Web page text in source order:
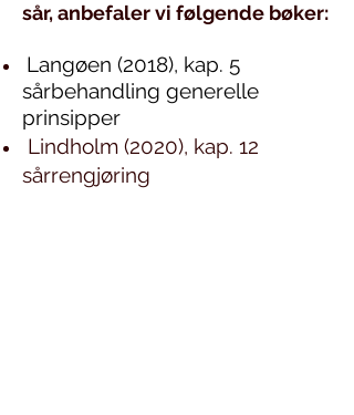
sår, anbefaler vi følgende bøker:
Langøen (2018), kap. 5
sårbehandling generelle
prinsipper
Lindholm (2020), kap. 12
sårrengjøring